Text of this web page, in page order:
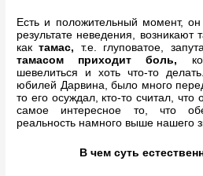
Есть и положительный момент,
результате неведения, возникают
кактамас, т.е. глуповатое,
тамасом приходит боль,
шевелиться и хоть что-то
юбилей Дарвина, было много
то его осуждал, кто-то считал,
самое интересное то, что
реальность намного выше нашего
В чем суть